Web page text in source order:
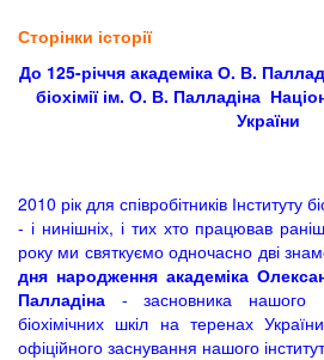
Сторінки історії
До 125-річчя академіка О. В.
біохімії ім. О. В. Палладіна
України
2010 рік для співробітників Інституту
- і нинішніх, і тих хто працював
року ми святкуємо одночасно дві
дня народження академіка
Палладіна - засновника нашого
біохімічних шкіл на теренах
офіційного заснування нашого